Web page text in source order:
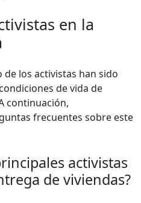
en la
de los activistas han sido
de vida de
continuación,
frecuentes sobre este
activistas
de viviendas?